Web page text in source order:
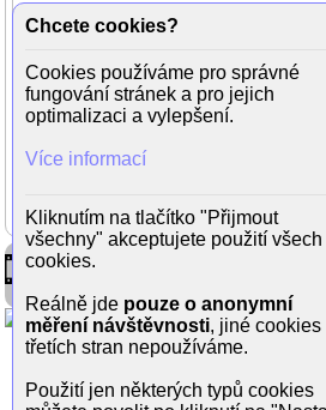
Chcete cookies?
Cookies používáme pro správné
fungování stránek a pro jejich
optimalizaci a vylepšení.
Více informací
Kliknutím na tlačítko "Přijmout
všechny" akceptujete použití všech
cookies.
Reálně jde pouze o anonymní
měření návštěvnosti, jiné cookies
třetích stran nepoužíváme.
Použití jen některých typů cookies